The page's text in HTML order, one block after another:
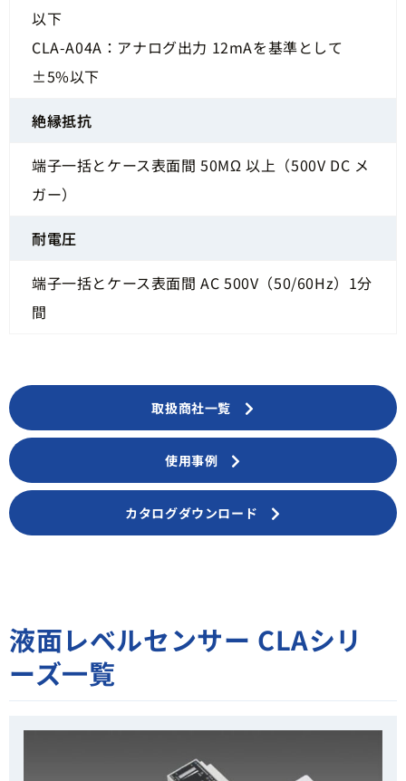
以下
CLA-A04A：アナログ出力 12mAを基準として
±5%以下
絶縁抵抗
端子一括とケース表面間 50MΩ 以上（500V DC メ
ガー）
耐電圧
端子一括とケース表面間 AC 500V（50/60Hz）1分
間
取扱商社一覧
使用事例
カタログダウンロード
液面レベルセンサー CLAシリ
ーズ一覧